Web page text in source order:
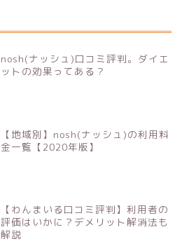
nosh(ナッシュ)口コミ評判。ダイエ
ットの効果ってある？
【地域別】nosh(ナッシュ)の利用料
金一覧【2020年版】
【わんまいる口コミ評判】利用者の
評価はいかに？デメリット解消法も
解説